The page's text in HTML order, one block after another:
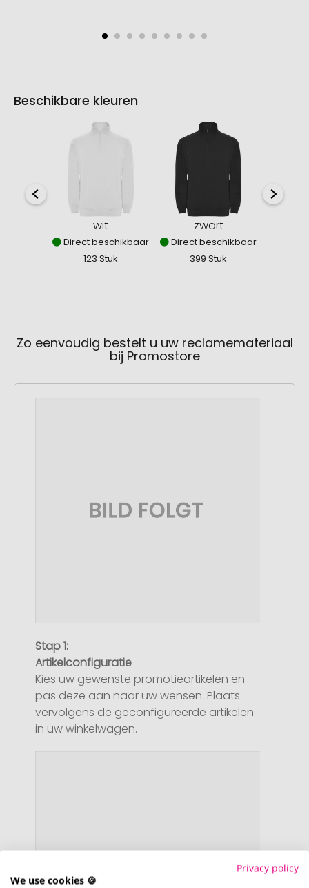
Beschikbare kleuren
wit
Direct beschikbaar
123 Stuk
zwart
Direct beschikbaar
399 Stuk
Zo eenvoudig bestelt u uw reclamemateriaal
bij Promostore
Stap 1:
Artikelconfiguratie
Kies uw gewenste promotieartikelen en
pas deze aan naar uw wensen. Plaats
vervolgens de geconfigureerde artikelen
in uw winkelwagen.
Privacy policy
We use cookies 🍪